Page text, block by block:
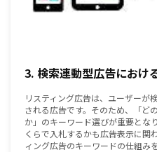
3. 検索連動型広告におけ
リスティング広告は、ユーザーが
される広告です。そのため、「ど
か」のキーワード選びが重要とな
くらで入札するかも広告表示に関
ィング広告のキーワードの仕組み